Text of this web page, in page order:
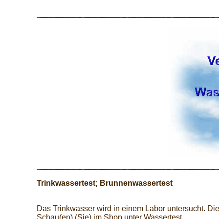
Trinkwassertest; Brunnenwassertest
Das Trinkwasser wird in einem Labor untersucht.
Schau(en) (Sie) im Shop unter Wassertest